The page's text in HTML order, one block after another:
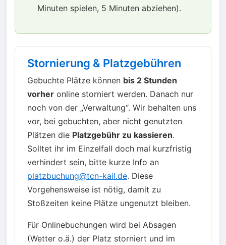
Minuten spielen, 5 Minuten abziehen).
Stornierung & Platzgebühren
Gebuchte Plätze können bis 2 Stunden
vorher online storniert werden. Danach nur
noch von der „Verwaltung“. Wir behalten uns
vor, bei gebuchten, aber nicht genutzten
Plätzen die Platzgebühr zu kassieren.
Solltet ihr im Einzelfall doch mal kurzfristig
verhindert sein, bitte kurze Info an
platzbuchung@tcn-kail.de. Diese
Vorgehensweise ist nötig, damit zu
Stoßzeiten keine Plätze ungenutzt bleiben.
Für Onlinebuchungen wird bei Absagen
(Wetter o.ä.) der Platz storniert und im